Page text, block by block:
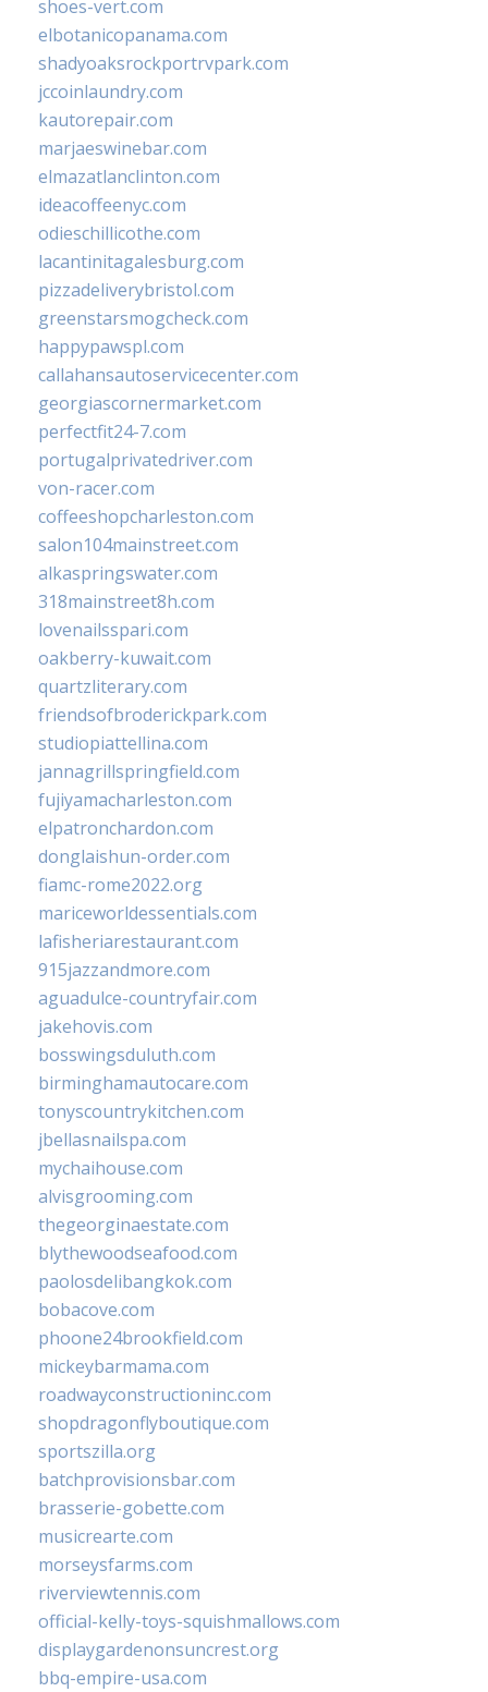
shoes-vert.com
elbotanicopanama.com
shadyoaksrockportrvpark.com
jccoinlaundry.com
kautorepair.com
marjaeswinebar.com
elmazatlanclinton.com
ideacoffeenyc.com
odieschillicothe.com
lacantinitagalesburg.com
pizzadeliverybristol.com
greenstarsmogcheck.com
happypawspl.com
callahansautoservicecenter.com
georgiascornermarket.com
perfectfit24-7.com
portugalprivatedriver.com
von-racer.com
coffeeshopcharleston.com
salon104mainstreet.com
alkaspringswater.com
318mainstreet8h.com
lovenailsspari.com
oakberry-kuwait.com
quartzliterary.com
friendsofbroderickpark.com
studiopiattellina.com
jannagrillspringfield.com
fujiyamacharleston.com
elpatronchardon.com
donglaishun-order.com
fiamc-rome2022.org
mariceworldessentials.com
lafisheriarestaurant.com
915jazzandmore.com
aguadulce-countryfair.com
jakehovis.com
bosswingsduluth.com
birminghamautocare.com
tonyscountrykitchen.com
jbellasnailspa.com
mychaihouse.com
alvisgrooming.com
thegeorginaestate.com
blythewoodseafood.com
paolosdelibangkok.com
bobacove.com
phoone24brookfield.com
mickeybarmama.com
roadwayconstructioninc.com
shopdragonflyboutique.com
sportszilla.org
batchprovisionsbar.com
brasserie-gobette.com
musicrearte.com
morseysfarms.com
riverviewtennis.com
official-kelly-toys-squishmallows.com
displaygardenonsuncrest.org
bbq-empire-usa.com